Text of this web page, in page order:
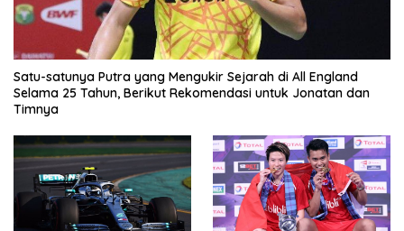
Satu-satunya Putra yang Mengukir Sejarah di All England
Selama 25 Tahun, Berikut Rekomendasi untuk Jonatan dan
Timnya